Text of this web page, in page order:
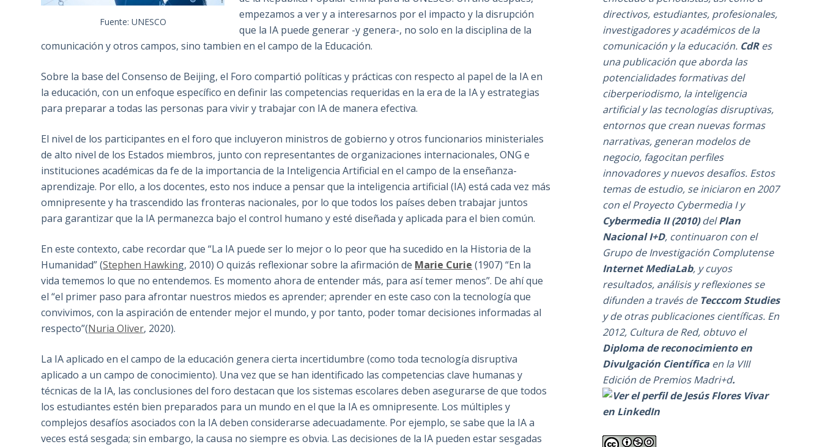
Fuente: UNESCO
empezamos a ver y a interesarnos por el impacto y la disrupción
que la IA puede generar -y genera-, no solo en la disciplina de la
comunicación y otros campos, sino tambien en el campo de la Educación.
Sobre la base del Consenso de Beijing, el Foro compartió políticas y prácticas con respecto al papel de la IA en
la educación, con un enfoque específico en definir las competencias requeridas en la era de la IA y estrategias
para preparar a todas las personas para vivir y trabajar con IA de manera efectiva.
El nivel de los participantes en el foro que incluyeron ministros de gobierno y otros funcionarios ministeriales
de alto nivel de los Estados miembros, junto con representantes de organizaciones internacionales, ONG e
instituciones académicas da fe de la importancia de la Inteligencia Artificial en el campo de la enseñanza-
aprendizaje. Por ello, a los docentes, esto nos induce a pensar que la inteligencia artificial (IA) está cada vez más
omnipresente y ha trascendido las fronteras nacionales, por lo que todos los países deben trabajar juntos
para garantizar que la IA permanezca bajo el control humano y esté diseñada y aplicada para el bien común.
En este contexto, cabe recordar que “La IA puede ser lo mejor o lo peor que ha sucedido en la Historia de la
Humanidad” (Stephen Hawking, 2010) O quizás reflexionar sobre la afirmación de Marie Curie (1907) “En la
vida tememos lo que no entendemos. Es momento ahora de entender más, para así temer menos”. De ahí que
el “el primer paso para afrontar nuestros miedos es aprender; aprender en este caso con la tecnología que
convivimos, con la aspiración de entender mejor el mundo, y por tanto, poder tomar decisiones informadas al
respecto”(Nuria Oliver, 2020).
La IA aplicado en el campo de la educación genera cierta incertidumbre (como toda tecnología disruptiva
aplicado a un campo de conocimiento). Una vez que se han identificado las competencias clave humanas y
técnicas de la IA, las conclusiones del foro destacan que los sistemas escolares deben asegurarse de que todos
los estudiantes estén bien preparados para un mundo en el que la IA es omnipresente. Los múltiples y
complejos desafíos asociados con la IA deben considerarse adecuadamente. Por ejemplo, se sabe que la IA a
veces está sesgada; sin embargo, la causa no siempre es obvia. Las decisiones de la IA pueden estar sesgadas
directivos, estudiantes, profesionales,
investigadores y académicos de la
comunicación y la educación. CdRes
una publicación que aborda las
potencialidades formativas del
ciberperiodismo, la inteligencia
artificial y las tecnologías disruptivas,
entornos que crean nuevas formas
narrativas, generan modelos de
negocio, fagocitan perfiles
innovadores y nuevos desafíos. Estos
temas de estudio, se iniciaron en 2007
con el Proyecto Cybermedia I y
Cybermedia II (2010) delPlan
Nacional I+D, continuaron con el
Grupo de Investigación Complutense
Internet MediaLab, y cuyos
resultados, análisis y reflexiones se
difunden a través de Tecccom Studies
y de otras publicaciones científicas. En
2012, Cultura de Red, obtuvo el
Diploma de reconocimiento en
Divulgación Científica en la VIII
Edición de Premios Madri+d.